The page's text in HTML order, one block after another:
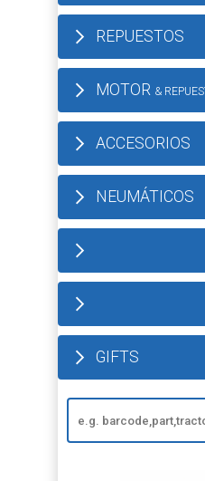
REPUESTOS
MOTOR &
ACCESORIOS
NEUMÁTICOS
GIFTS